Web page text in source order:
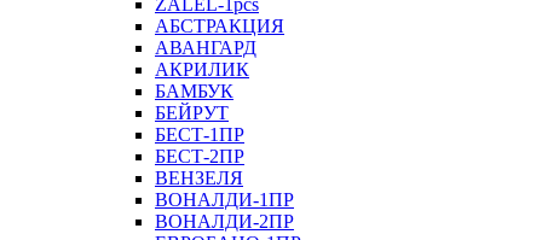
ZALEL-1pcs
АБСТРАКЦИЯ
АВАНГАРД
АКРИЛИК
БАМБУК
БЕЙРУТ
БЕСТ-1ПР
БЕСТ-2ПР
ВЕНЗЕЛЯ
ВОНАЛДИ-1ПР
ВОНАЛДИ-2ПР